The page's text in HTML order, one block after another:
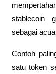
stablecoin
sebagai
Contoh
satu token